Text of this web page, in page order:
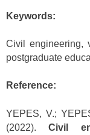
Keywords:
Civil engineering,
postgraduate
Reference:
YEPES, V.;
(2022).Civil